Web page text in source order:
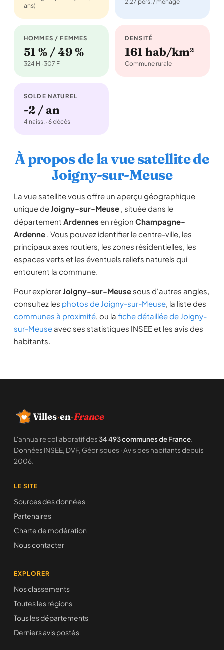
ans)
HOMMES / FEMMES
51 % / 49 %
324 H · 307 F
DENSITÉ
161 hab/km²
Commune rurale
SOLDE NATUREL
-2 / an
4 naiss. · 6 décès
À propos de la vue satellite de
Joigny-sur-Meuse
La vue satellite vous offre un aperçu géographique
unique deJoigny-sur-Meuse , située dans le
département Ardennes en région Champagne-
Ardenne . Vous pouvez identifier le centre-ville, les
principaux axes routiers, les zones résidentielles, les
espaces verts et les éventuels reliefs naturels qui
entourent la commune.
Pour explorerJoigny-sur-Meuse sous d'autres angles,
consultez les photos de Joigny-sur-Meuse, la liste des
communes à proximité, ou la fiche détaillée de Joigny-
sur-Meuse avec ses statistiques INSEE et les avis des
habitants.
Villes·en·France
L'annuaire collaboratif des34 493 communes de France.
Données INSEE, DVF, Géorisques · Avis des habitants depuis
2006.
LE SITE
Sources des données
Partenaires
Charte de modération
Nous contacter
EXPLORER
Nos classements
Toutes les régions
Tous les départements
Derniers avis postés